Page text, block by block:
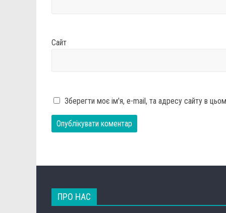
Сайт
Зберегти моє ім'я, e-mail, та адресу сайту в
ПРО НАС